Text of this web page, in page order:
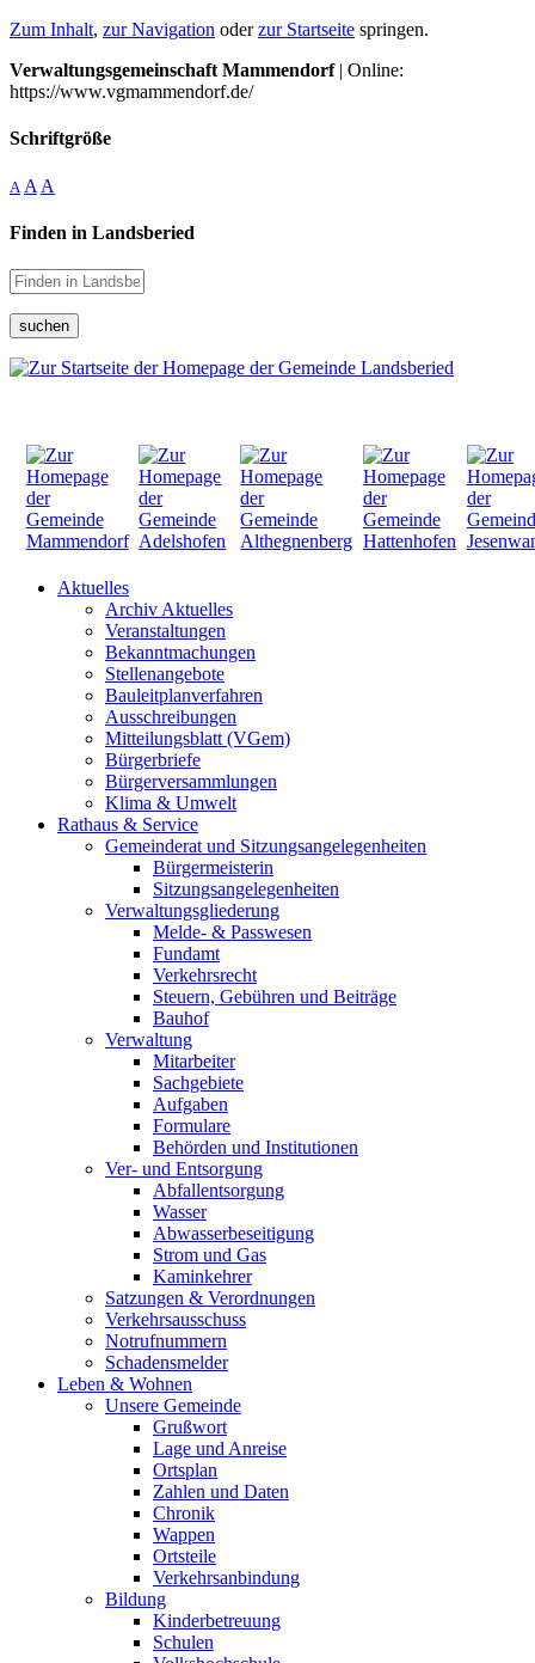
Zum Inhalt, zur Navigation oderzur Startseite springen.
Verwaltungsgemeinschaft Mammendorf| Online:
https://www.vgmammendorf.de/
Schriftgröße
A A A
Finden in Landsberied
suchen
Aktuelles
Archiv Aktuelles
Veranstaltungen
Bekanntmachungen
Stellenangebote
Bauleitplanverfahren
Ausschreibungen
Mitteilungsblatt (VGem)
Bürgerbriefe
Bürgerversammlungen
Klima & Umwelt
Rathaus & Service
Gemeinderat und Sitzungsangelegenheiten
Bürgermeisterin
Sitzungsangelegenheiten
Verwaltungsgliederung
Melde- & Passwesen
Fundamt
Verkehrsrecht
Steuern, Gebühren und Beiträge
Bauhof
Verwaltung
Mitarbeiter
Sachgebiete
Aufgaben
Formulare
Behörden und Institutionen
Ver- und Entsorgung
Abfallentsorgung
Wasser
Abwasserbeseitigung
Strom und Gas
Kaminkehrer
Satzungen & Verordnungen
Verkehrsausschuss
Notrufnummern
Schadensmelder
Leben & Wohnen
Unsere Gemeinde
Grußwort
Lage und Anreise
Ortsplan
Zahlen und Daten
Chronik
Wappen
Ortsteile
Verkehrsanbindung
Bildung
Kinderbetreuung
Schulen